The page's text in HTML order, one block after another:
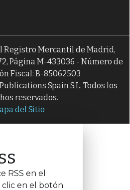
Registro Mercantil de Madrid,
Página M-433036 - Número de
Fiscal: B-85062503
Spain S.L. Todos los
reservados.
del Sitio
RSS en el
en el botón.